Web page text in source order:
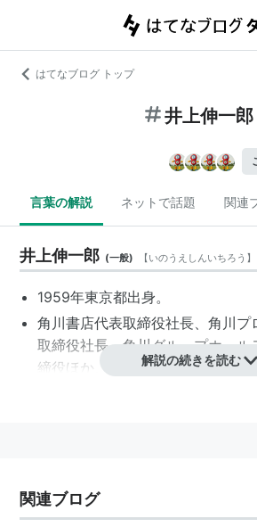
はてなブログ トップ
井上伸一郎
言葉の解説 ネットで話題 関連
井上伸一郎 (一般) 【いのうえしんいちろう 】
1959年東京都出身。
角川書店代表取締役社長、角川プ
取締役社長、角川グループホール
締役ほか、さまざまな役職を兼任
「月刊ニュータイプ」の創刊に参
1991年「月刊ニュータイプ」編
解説の続きを読む
関連ブログ